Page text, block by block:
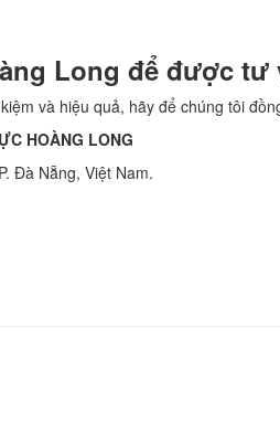
Long để được
và hiệu quả, hãy để chúng tôi
HOÀNG LONG
Đà Nẵng, Việt Nam.